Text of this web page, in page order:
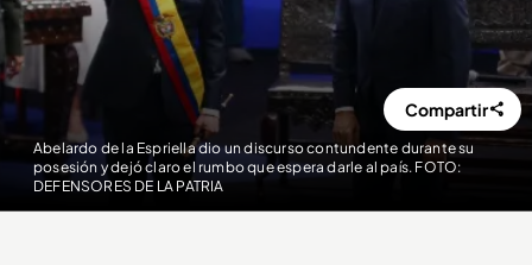
Abelardo de la Espriella dio un discurso contundente durante su
posesión y dejó claro el rumbo que espera darle al país. FOTO:
DEFENSORES DE LA PATRIA
Compartir